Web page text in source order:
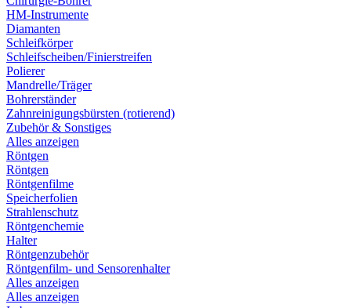
HM-Instrumente
Diamanten
Schleifkörper
Schleifscheiben/Finierstreifen
Polierer
Mandrelle/Träger
Bohrerständer
Zahnreinigungsbürsten (rotierend)
Zubehör & Sonstiges
Alles anzeigen
Röntgen
Röntgen
Röntgenfilme
Speicherfolien
Strahlenschutz
Röntgenchemie
Halter
Röntgenzubehör
Röntgenfilm- und Sensorenhalter
Alles anzeigen
Alles anzeigen